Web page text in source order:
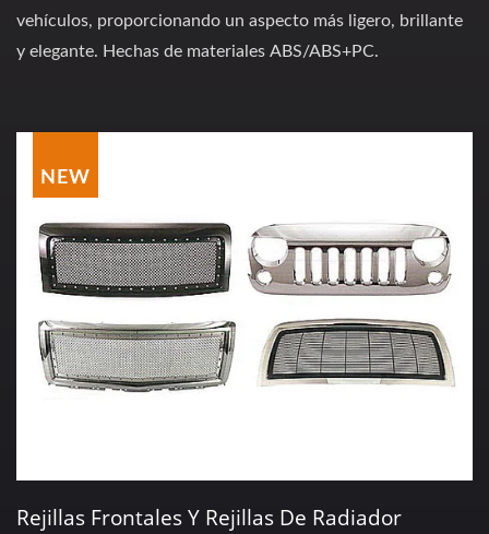
vehículos, proporcionando un aspecto más ligero, brillante
y elegante. Hechas de materiales ABS/ABS+PC.
NEW
Rejillas Frontales Y Rejillas De Radiador